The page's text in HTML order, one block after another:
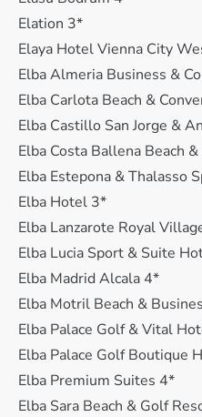
Elation 3*
Elaya Hotel Vienna City
Elba Almeria Business &
Elba Carlota Beach &
Elba Castillo San Jorge &
Elba Costa Ballena Beach
Elba Estepona & Thalasso
Elba Hotel 3*
Elba Lanzarote Royal
Elba Lucia Sport & Suite
Elba Madrid Alcala 4*
Elba Motril Beach &
Elba Palace Golf & Vital
Elba Palace Golf Boutique
Elba Premium Suites 4*
Elba Sara Beach & Golf